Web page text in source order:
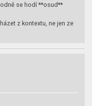
se hodí **osud**
z kontextu, ne jen ze